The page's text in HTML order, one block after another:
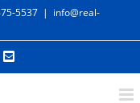
5537 | info@real-
이